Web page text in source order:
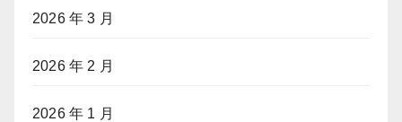
2026 年 3 月
2026 年 2 月
2026 年 1 月